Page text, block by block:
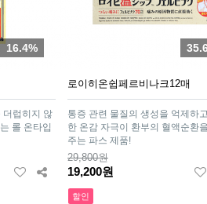
16.4%
더럽히지 않
롤 온타입
로이히온쉽페르비나크12매
통증 관련 물질의 생성을 억제하
한 온감 자극이 환부의 혈액순환
주는 파스 제품!
29,800원
19,200원
할인